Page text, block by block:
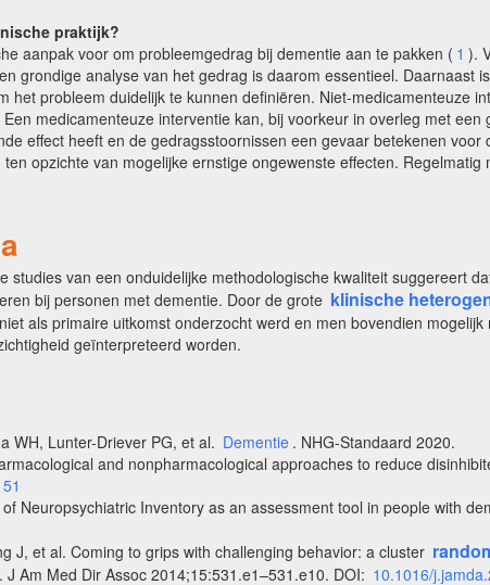
praktijk?
aanpak voor om probleemgedrag bij dementie aan te pakken ( 1 ).
grondige analyse van het gedrag is daarom essentieel.
het probleem duidelijk te kunnen definiëren. Niet-medicamenteuze
medicamenteuze interventie kan, bij voorkeur in overleg met
effect heeft en de gedragsstoornissen een gevaar betekenen
opzichte van mogelijke ernstige ongewenste effecten.
studies van een onduidelijke methodologische kwaliteit suggereert
bij personen met dementie. Door de grote klinische
als primaire uitkomst onderzocht werd en men bovendien
geïnterpreteerd worden.
WH, Lunter-Driever PG, et al. Dementie . NHG-Standaard 2020.
and nonpharmacological approaches to reduce
Neuropsychiatric Inventory as an assessment tool in people with
J, et al. Coming to grips with challenging behavior: a cluster
Am Med Dir Assoc 2014;15:531.e1–531.e10. DOI: 10.1016/